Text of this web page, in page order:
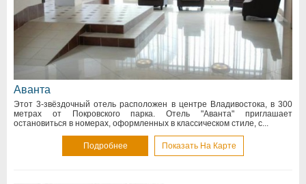
Аванта
Этот 3-звёздочный отель расположен в центре Владивостока, в 300
метрах от Покровского парка. Отель "Аванта" приглашает
остановиться в номерах, оформленных в классическом стиле, с...
Подробнее Показать На Карте